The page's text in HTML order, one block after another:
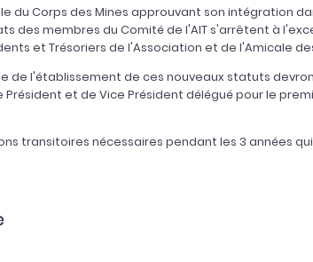
du Corps des Mines approuvant son intégration
des membres du Comité de l'AIT s'arrêtent à
et Trésoriers de l'Association et de l'Amicale
de l'établissement de ces nouveaux statuts
Président et de Vice Président délégué pour le
transitoires nécessaires pendant les 3 années